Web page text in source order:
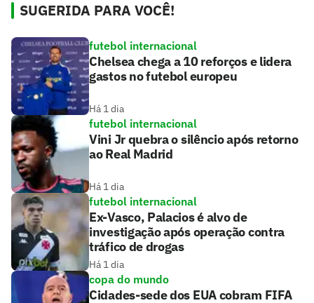
SUGERIDA PARA VOCÊ!
futebol internacional
Chelsea chega a 10 reforços e lidera
gastos no futebol europeu
Há 1 dia
futebol internacional
Vini Jr quebra o silêncio após retorno
ao Real Madrid
Há 1 dia
futebol internacional
Ex-Vasco, Palacios é alvo de
investigação após operação contra
tráfico de drogas
Há 1 dia
copa do mundo
Cidades-sede dos EUA cobram FIFA